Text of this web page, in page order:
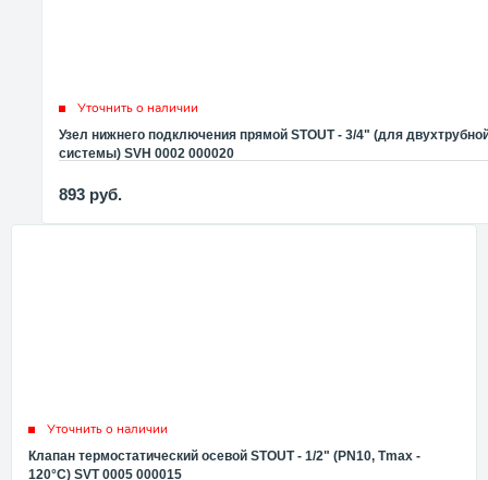
Уточнить о наличии
Узел нижнего подключения прямой STOUT - 3/4" (для
системы) SVH 0002 000020
893 руб.
Уточнить о наличии
Клапан термостатический осевой STOUT - 1/2" (PN10, Tmax -
120°С) SVT 0005 000015